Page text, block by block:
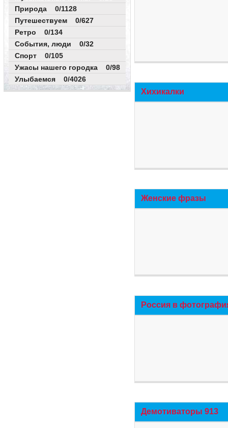
Природа 0/1128
Путешествуем 0/627
Ретро 0/134
События, люди 0/32
Спорт 0/105
Ужасы нашего городка 0/98
Улыбаемся 0/4026
Хихикалки
Женские фразы
Россия в
Демотиваторы 913